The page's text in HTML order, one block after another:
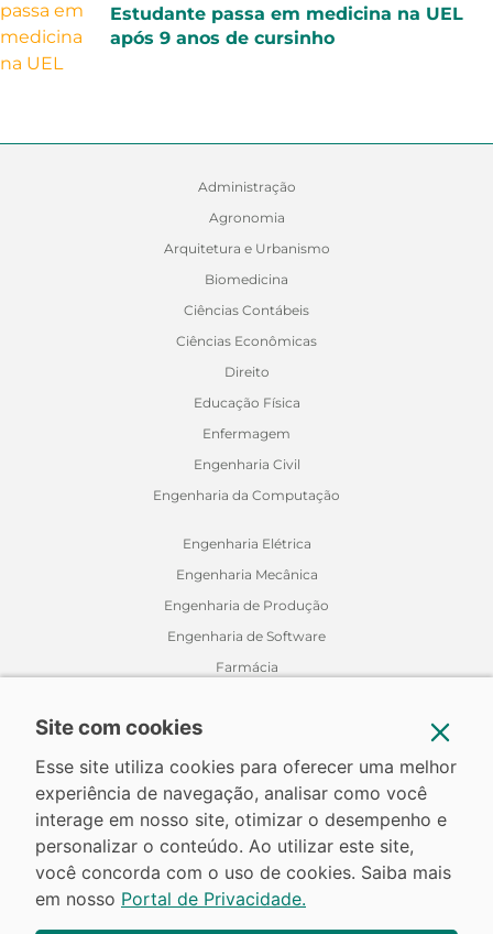
Estudante passa em medicina na UEL
após 9 anos de cursinho
Administração
Agronomia
Arquitetura e Urbanismo
Biomedicina
Ciências Contábeis
Ciências Econômicas
Direito
Educação Física
Enfermagem
Engenharia Civil
Engenharia da Computação
Engenharia Elétrica
Engenharia Mecânica
Engenharia de Produção
Engenharia de Software
Farmácia
Medicina Veterinária
Nutrição
Odontologia
Relações Internacionais
Site com cookies
Esse site utiliza cookies para oferecer uma melhor
experiência de navegação, analisar como você
interage em nosso site, otimizar o desempenho e
personalizar o conteúdo. Ao utilizar este site,
você concorda com o uso de cookies. Saiba mais
em nosso Portal de Privacidade.